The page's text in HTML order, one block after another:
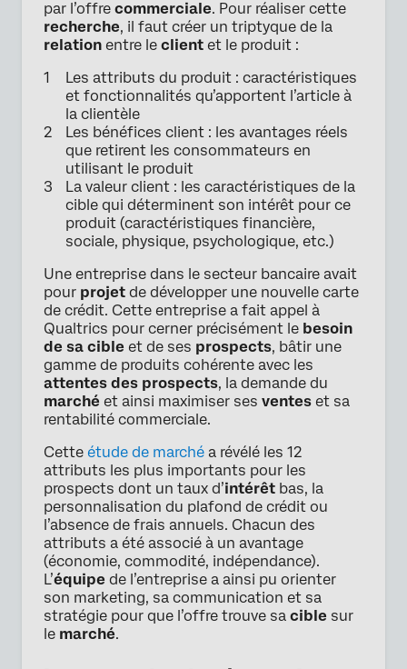
par l’offre commerciale. Pour réaliser cette
recherche, il faut créer un triptyque de la
relation entre le client et le produit :
Les attributs du produit : caractéristiques
et fonctionnalités qu’apportent l’article à
la clientèle
Les bénéfices client : les avantages réels
que retirent les consommateurs en
utilisant le produit
La valeur client : les caractéristiques de la
cible qui déterminent son intérêt pour ce
produit (caractéristiques financière,
sociale, physique, psychologique, etc.)
Une entreprise dans le secteur bancaire avait
pour projet de développer une nouvelle carte
de crédit. Cette entreprise a fait appel à
Qualtrics pour cerner précisément le besoin
de sa cible et de ses prospects, bâtir une
gamme de produits cohérente avec les
attentes des prospects, la demande du
marché et ainsi maximiser ses ventes et sa
rentabilité commerciale.
Cette étude de marché a révélé les 12
attributs les plus importants pour les
prospects dont un taux d’intérêt bas, la
personnalisation du plafond de crédit ou
l’absence de frais annuels. Chacun des
attributs a été associé à un avantage
(économie, commodité, indépendance).
L’équipe de l’entreprise a ainsi pu orienter
son marketing, sa communication et sa
stratégie pour que l’offre trouve sa cible sur
le marché.